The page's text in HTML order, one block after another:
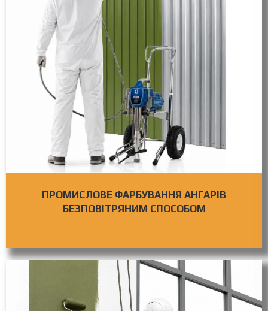
ПРОМИСЛОВЕ ФАРБУВАННЯ АНГАРІВ
БЕЗПОВІТРЯНИМ СПОСОБОМ